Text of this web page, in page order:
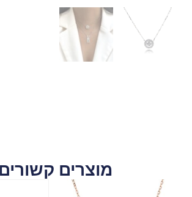
מוצרים קשורים